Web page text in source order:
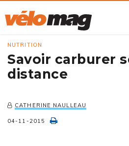
NUTRITION
Savoir carburer
distance
CATHERINE NAULLEAU
04-11-2015